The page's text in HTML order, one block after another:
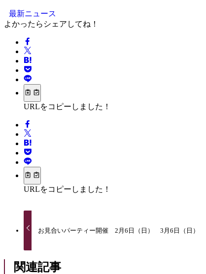
最新ニュース
よかったらシェアしてね！
URLをコピーしました！
URLをコピーしました！
お見合いパーティー開催 2月6日（日） 3月6日（日）
関連記事